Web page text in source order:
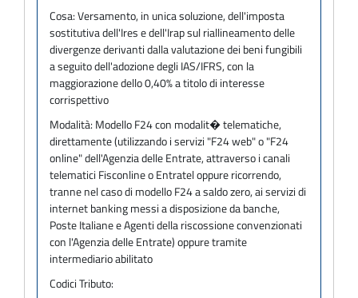
Cosa:Versamento, in unica soluzione, dell'imposta
sostitutiva dell'Ires e dell'Irap sul riallineamento delle
divergenze derivanti dalla valutazione dei beni fungibili
a seguito dell'adozione degli IAS/IFRS, con la
maggiorazione dello 0,40% a titolo di interesse
corrispettivo
Modalità: Modello F24 con modalit� telematiche,
direttamente (utilizzando i servizi "F24 web" o "F24
online" dell'Agenzia delle Entrate, attraverso i canali
telematici Fisconline o Entratel oppure ricorrendo,
tranne nel caso di modello F24 a saldo zero, ai servizi di
internet banking messi a disposizione da banche,
Poste Italiane e Agenti della riscossione convenzionati
con l'Agenzia delle Entrate) oppure tramite
intermediario abilitato
Codici Tributo: